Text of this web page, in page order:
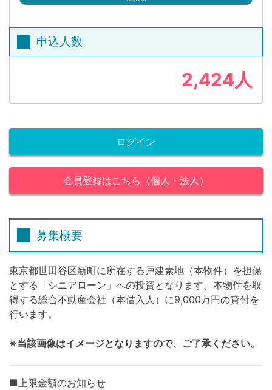
申込人数
2,424人
ログイン
会員登録はこちら（個人・法人）
募集概要
東京都世田谷区新町に所在する戸建素地（本物件）を担保
とする「シニアローン」への投資となります。本物件を取
得する総合不動産会社（本借入人）に9,000万円の貸付を
行います。
※当該画像はイメージとなりますので、ご了承ください。
■上限金額のお知らせ